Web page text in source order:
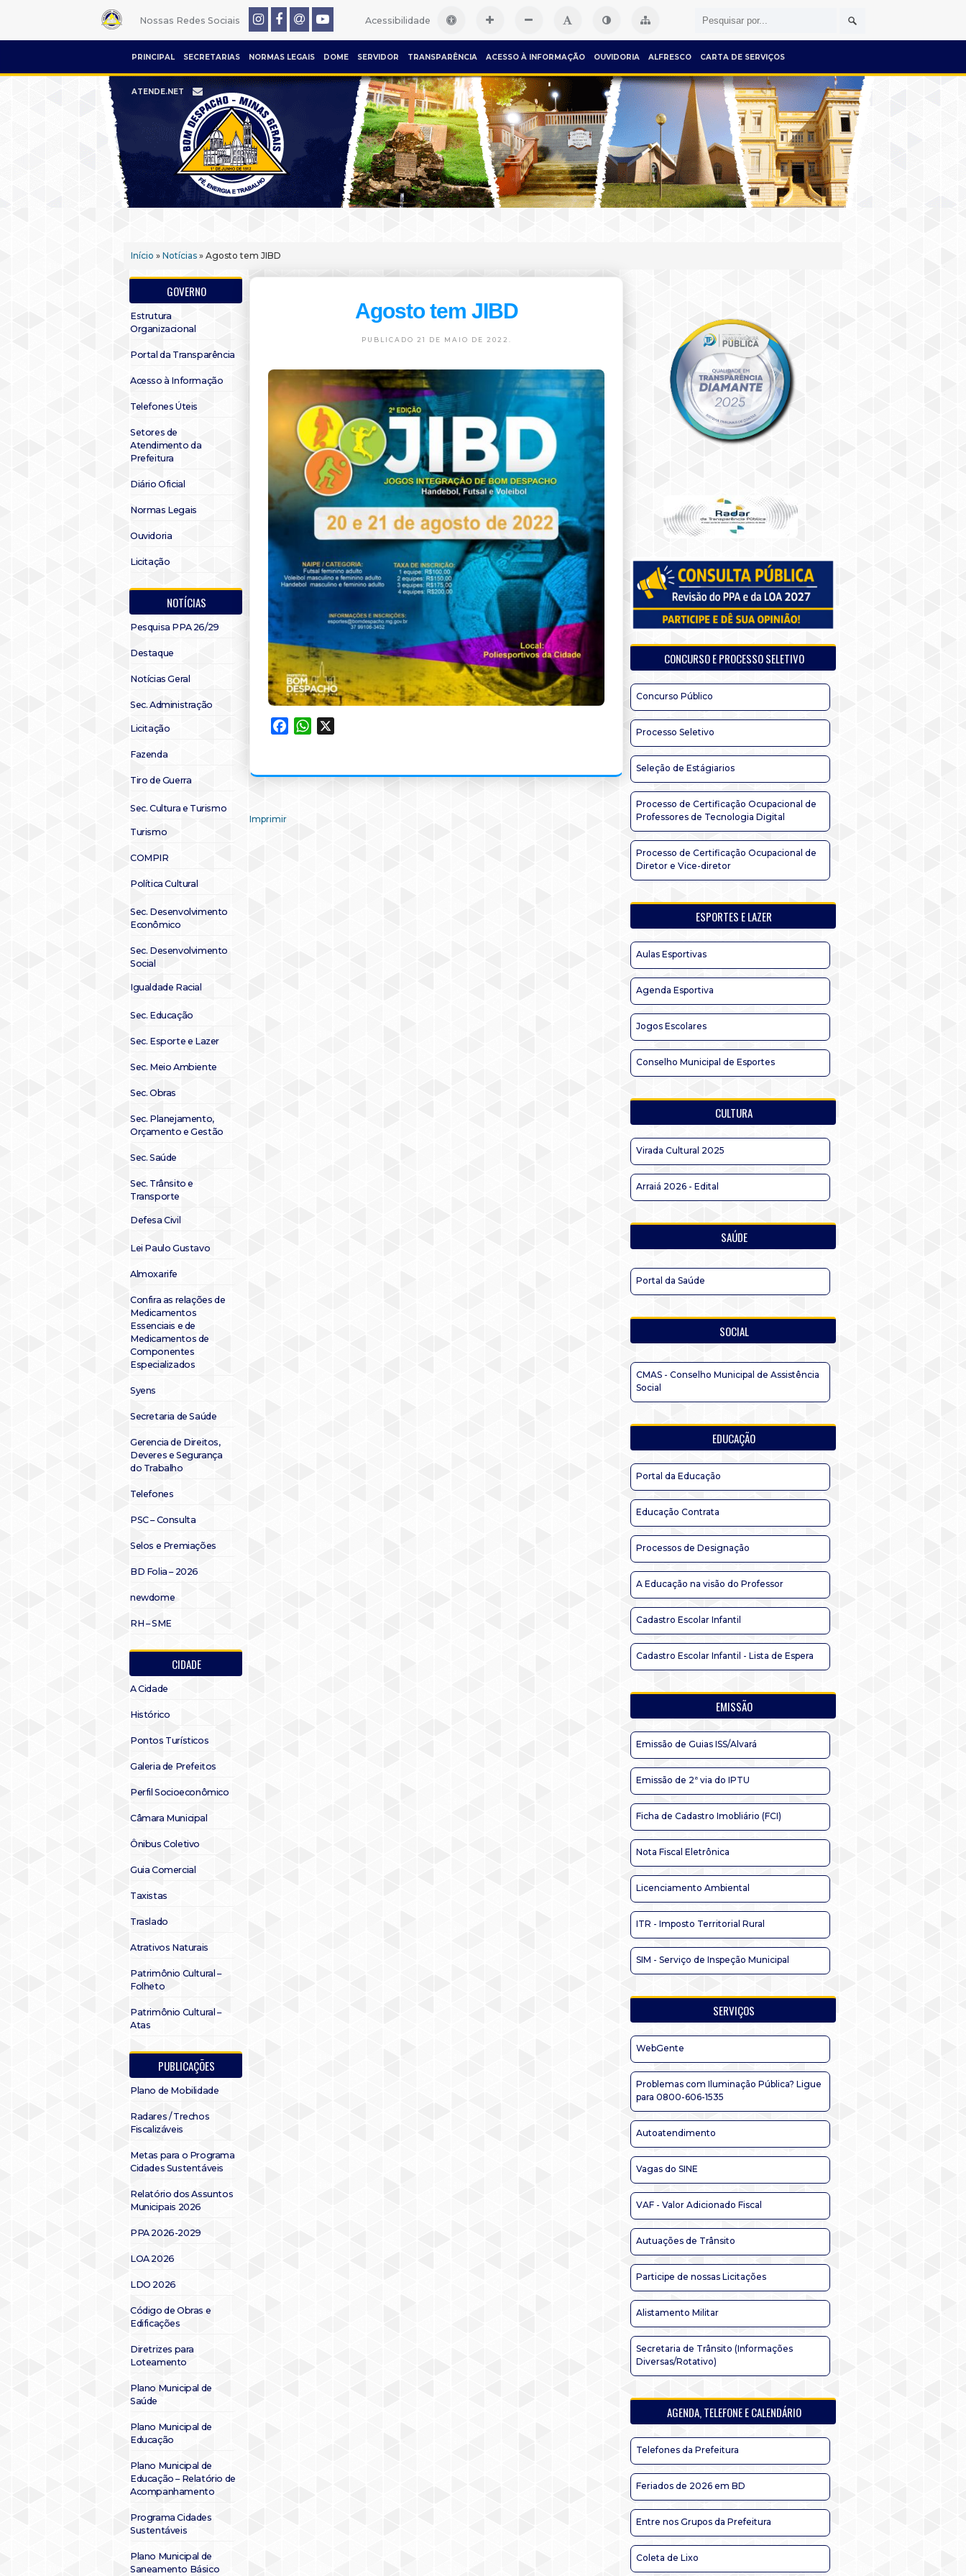
Nossas Redes Sociais Acessibilidade
PRINCIPAL SECRETARIAS NORMAS LEGAIS DOME SERVIDOR TRANSPARÊNCIA ACESSO À INFORMAÇÃO OUVIDORIA ALFRESCO CARTA DE SERVIÇOS
ATENDE.NET
Início » Notícias » Agosto tem JIBD
GOVERNO
Estrutura
Organizacional
Portal da Transparência
Acesso à Informação
Telefones Úteis
Setores de
Atendimento da
Prefeitura
Diário Oficial
Normas Legais
Ouvidoria
Licitação
NOTÍCIAS
Pesquisa PPA 26/29
Destaque
Notícias Geral
Sec. Administração
Licitação
Fazenda
Tiro de Guerra
Sec. Cultura e Turismo
Turismo
COMPIR
Política Cultural
Sec. Desenvolvimento
Econômico
Sec. Desenvolvimento
Social
Igualdade Racial
Sec. Educação
Sec. Esporte e Lazer
Sec. Meio Ambiente
Sec. Obras
Sec. Planejamento,
Orçamento e Gestão
Sec. Saúde
Sec. Trânsito e
Transporte
Defesa Civil
Lei Paulo Gustavo
Almoxarife
Confira as relações de
Medicamentos
Essenciais e de
Medicamentos de
Componentes
Especializados
Syens
Secretaria de Saúde
Gerencia de Direitos,
Deveres e Segurança
do Trabalho
Telefones
PSC – Consulta
Selos e Premiações
BD Folia – 2026
newdome
RH – SME
CIDADE
A Cidade
Histórico
Pontos Turísticos
Galeria de Prefeitos
Perfil Socioeconômico
Câmara Municipal
Ônibus Coletivo
Guia Comercial
Taxistas
Traslado
Atrativos Naturais
Patrimônio Cultural –
Folheto
Patrimônio Cultural –
Atas
PUBLICAÇÕES
Plano de Mobilidade
Radares / Trechos
Fiscalizáveis
Metas para o Programa
Cidades Sustentáveis
Relatório dos Assuntos
Municipais 2026
PPA 2026-2029
LOA 2026
LDO 2026
Código de Obras e
Edificações
Diretrizes para
Loteamento
Plano Municipal de
Saúde
Plano Municipal de
Educação
Plano Municipal de
Educação – Relatório de
Acompanhamento
Programa Cidades
Sustentáveis
Plano Municipal de
Saneamento Básico
Agosto tem JIBD
PUBLICADO 21 DE MAIO DE 2022.
FacebookWhatsApp
Imprimir
CONCURSO E PROCESSO SELETIVO
Concurso Público
Processo Seletivo
Seleção de Estágiarios
Processo de Certificação Ocupacional de
Professores de Tecnologia Digital
Processo de Certificação Ocupacional de
Diretor e Vice-diretor
ESPORTES E LAZER
Aulas Esportivas
Agenda Esportiva
Jogos Escolares
Conselho Municipal de Esportes
CULTURA
Virada Cultural 2025
Arraiá 2026 - Edital
SAÚDE
Portal da Saúde
SOCIAL
CMAS - Conselho Municipal de Assistência
Social
EDUCAÇÃO
Portal da Educação
Educação Contrata
Processos de Designação
A Educação na visão do Professor
Cadastro Escolar Infantil
Cadastro Escolar Infantil - Lista de Espera
EMISSÃO
Emissão de Guias ISS/Alvará
Emissão de 2ª via do IPTU
Ficha de Cadastro Imobliário (FCI)
Nota Fiscal Eletrônica
Licenciamento Ambiental
ITR - Imposto Territorial Rural
SIM - Serviço de Inspeção Municipal
SERVIÇOS
WebGente
Problemas com Iluminação Pública? Ligue
para 0800-606-1535
Autoatendimento
Vagas do SINE
VAF - Valor Adicionado Fiscal
Autuações de Trânsito
Participe de nossas Licitações
Alistamento Militar
Secretaria de Trânsito (Informações
Diversas/Rotativo)
AGENDA, TELEFONE E CALENDÁRIO
Telefones da Prefeitura
Feriados de 2026 em BD
Entre nos Grupos da Prefeitura
Coleta de Lixo